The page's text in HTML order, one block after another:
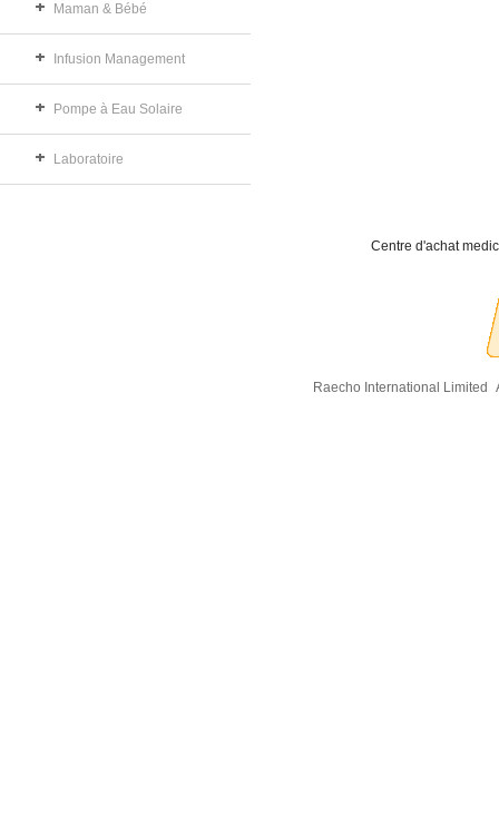
Maman & Bébé
Infusion Management
Pompe à Eau Solaire
Laboratoire
Centre d'achat
Raecho International Limited